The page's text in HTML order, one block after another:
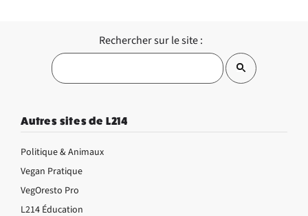
Rechercher sur le site :
Autres sites de L214
Politique & Animaux
Vegan Pratique
VegOresto Pro
L214 Éducation